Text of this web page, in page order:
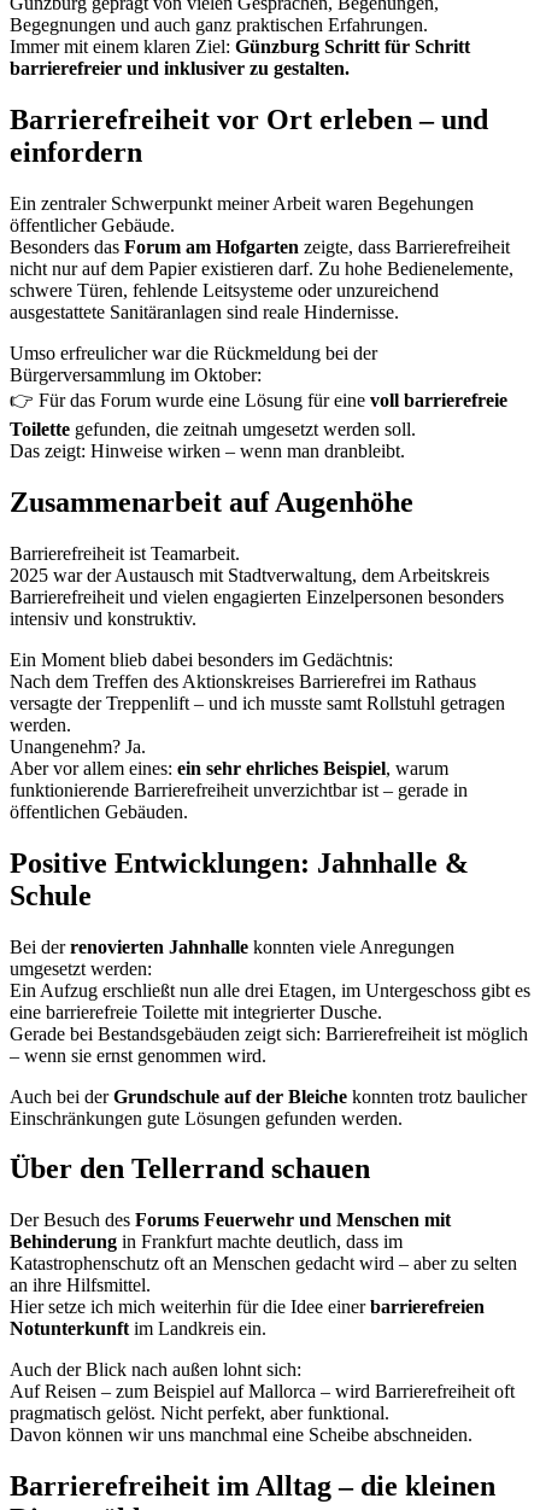
Begegnungen und auch ganz praktischen Erfahrungen.
Immer mit einem klaren Ziel: Günzburg Schritt für Schritt
barrierefreier und inklusiver zu gestalten.
Barrierefreiheit vor Ort erleben – und
einfordern
Ein zentraler Schwerpunkt meiner Arbeit waren Begehungen
öffentlicher Gebäude.
Besonders das Forum am Hofgarten zeigte, dass Barrierefreiheit
nicht nur auf dem Papier existieren darf. Zu hohe Bedienelemente,
schwere Türen, fehlende Leitsysteme oder unzureichend
ausgestattete Sanitäranlagen sind reale Hindernisse.
Umso erfreulicher war die Rückmeldung bei der
Bürgerversammlung im Oktober:
👉 Für das Forum wurde eine Lösung für eine voll barrierefreie
Toilette gefunden, die zeitnah umgesetzt werden soll.
Das zeigt: Hinweise wirken – wenn man dranbleibt.
Zusammenarbeit auf Augenhöhe
Barrierefreiheit ist Teamarbeit.
2025 war der Austausch mit Stadtverwaltung, dem Arbeitskreis
Barrierefreiheit und vielen engagierten Einzelpersonen besonders
intensiv und konstruktiv.
Ein Moment blieb dabei besonders im Gedächtnis:
Nach dem Treffen des Aktionskreises Barrierefrei im Rathaus
versagte der Treppenlift – und ich musste samt Rollstuhl getragen
werden.
Unangenehm? Ja.
Aber vor allem eines: ein sehr ehrliches Beispiel, warum
funktionierende Barrierefreiheit unverzichtbar ist – gerade in
öffentlichen Gebäuden.
Positive Entwicklungen: Jahnhalle &
Schule
Bei derrenovierten Jahnhalle konnten viele Anregungen
umgesetzt werden:
Ein Aufzug erschließt nun alle drei Etagen, im Untergeschoss gibt es
eine barrierefreie Toilette mit integrierter Dusche.
Gerade bei Bestandsgebäuden zeigt sich: Barrierefreiheit ist möglich
– wenn sie ernst genommen wird.
Auch bei derGrundschule auf der Bleiche konnten trotz baulicher
Einschränkungen gute Lösungen gefunden werden.
Über den Tellerrand schauen
Der Besuch des Forums Feuerwehr und Menschen mit
Behinderung in Frankfurt machte deutlich, dass im
Katastrophenschutz oft an Menschen gedacht wird – aber zu selten
an ihre Hilfsmittel.
Hier setze ich mich weiterhin für die Idee einerbarrierefreien
Notunterkunft im Landkreis ein.
Auch der Blick nach außen lohnt sich:
Auf Reisen – zum Beispiel auf Mallorca – wird Barrierefreiheit oft
pragmatisch gelöst. Nicht perfekt, aber funktional.
Davon können wir uns manchmal eine Scheibe abschneiden.
Barrierefreiheit im Alltag – die kleinen